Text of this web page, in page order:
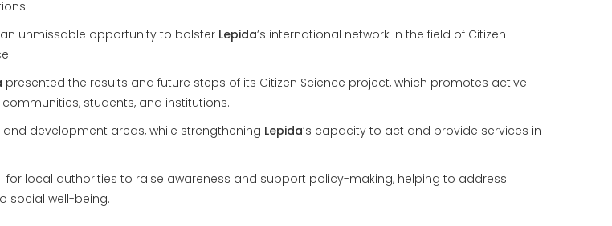
unmissable opportunity to bolster Lepida’s international network in the field of Citizen
presented the results and future steps of its Citizen Science project, which promotes active
students, and institutions.
development areas, while strengthening Lepida’s capacity to act and provide services in
local authorities to raise awareness and support policy-making, helping to address
social well-being.